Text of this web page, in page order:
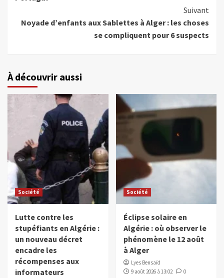
Suivant
Noyade d’enfants aux Sablettes à Alger : les choses
se compliquent pour 6 suspects
À découvrir aussi
Société
Lutte contre les
stupéfiants en Algérie :
un nouveau décret
encadre les
récompenses aux
informateurs
Société
Éclipse solaire en
Algérie : où observer le
phénomène le 12 août
à Alger
Lyes Bensaïd
9 août 2026 à 13:02
0